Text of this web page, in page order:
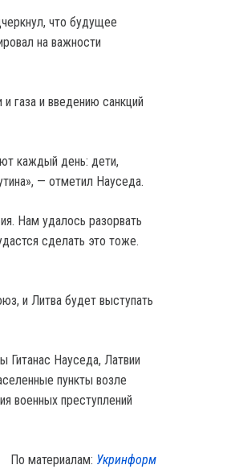
что будущее
на важности
газа и введению санкций
каждый день: дети,
— отметил Науседа.
Нам удалось разорвать
сделать это тоже.
и Литва будет выступать
Науседа, Латвии
пункты возле
военных преступлений
По материалам: Укринформ